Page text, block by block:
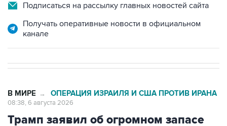
Подписаться на рассылку главных новостей сайта
Получать оперативные новости в официальном
канале
В МИРЕ → ОПЕРАЦИЯ ИЗРАИЛЯ И США ПРОТИВ ИРАНА
08:38, 6 августа 2026
Трамп заявил об огромном запасе